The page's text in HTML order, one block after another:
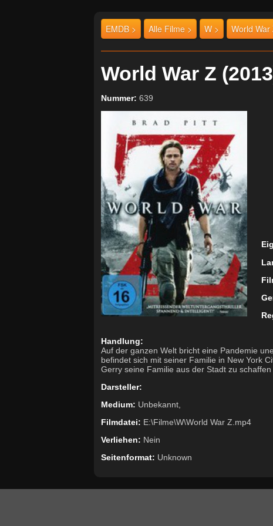
EMDB > Alle Filme > W > World War
World War Z
Nummer: 639
Handlung:
Auf der ganzen Welt bricht eine Pandemie
befindet sich mit seiner Familie in New York
Gerry seine Familie aus der Stadt zu
Darsteller:
Medium: Unbekannt,
Filmdatei: E:\Filme\W\World War Z.mp4
Verliehen: Nein
Seitenformat: Unknown